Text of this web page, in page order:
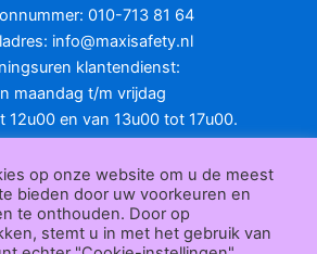
gekozen
worden
op
de
productpagina
010-713 81 64
info@maxisafety.nl
klantendienst:
maandag t/m vrijdag
12u00 en van 13u00 tot 17u00.
KLANTENSERVICE
Over
| F.A.Q.|Bestelprocedure | Betaling
Herroepingsrecht|Herroepingsfunctie
op onze website om u de meest
bieden door uw voorkeuren en
te onthouden. Door op
stemt u in met het gebruik van